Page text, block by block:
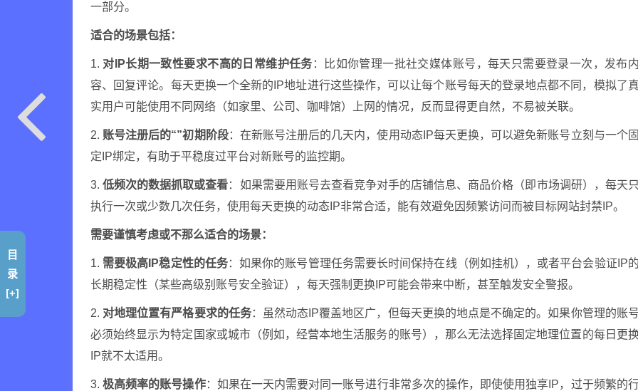
一部分。
适合的场景包括：
1. 对IP长期一致性要求不高的日常维护任务 ：比如你管理一批社交媒体账号，每天只需要登录一次，发布内
容、回复评论。每天更换一个全新的IP地址进行这些操作，可以让每个账号每天的登录地点都不同，模拟了真
实用户可能使用不同网络（如家里、公司、咖啡馆）上网的情况，反而显得更自然，不易被关联。
2. 账号注册后的“”初期阶段：在新账号注册后的几天内，使用动态IP每天更换，可以避免新账号立刻与一个固
定IP绑定，有助于平稳度过平台对新账号的监控期。
3.低频次的数据抓取或查看：如果需要用账号去查看竞争对手的店铺信息、商品价格（即市场调研），每天只
执行一次或少数几次任务，使用每天更换的动态IP非常合适，能有效避免因频繁访问而被目标网站封禁IP。
需要谨慎考虑或不那么适合的场景：
1. 需要极高IP稳定性的任务：如果你的账号管理任务需要长时间保持在线（例如挂机），或者平台会验证IP的
长期稳定性（某些高级别账号安全验证），每天强制更换IP可能会带来中断，甚至触发安全警报。
2. 对地理位置有严格要求的任务：虽然动态IP覆盖地区广，但每天更换的地点是不确定的。如果你管理的账号
必须始终显示为特定国家或城市（例如，经营本地生活服务的账号），那么无法选择固定地理位置的每日更
IP就不太适用。
3.极高频率的账号操作：如果在一天内需要对同一账号进行非常多次的操作，即使使用独享IP，过于频繁的
目
录
[+]